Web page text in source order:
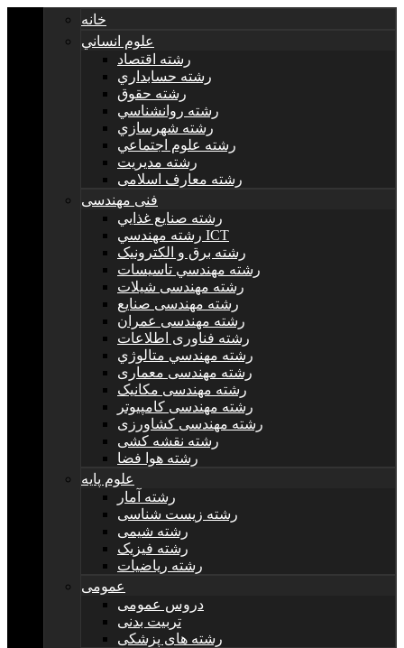
خانه
علوم انساني
رشته اقتصاد
رشته حسابداري
رشته حقوق
رشته روانشناسي
رشته شهرسازي
رشته علوم اجتماعي
رشته مديريت
رشته معارف اسلامی
فنی مهندسی
رشته صنايع غذايي
رشته مهندسي ICT
رشته برق و الکترونيک
رشته مهندسي تاسيسات
رشته مهندسی شیلات
رشته مهندسی صنایع
رشته مهندسی عمران
رشته فناوری اطلاعات
رشته مهندسي متالوژي
رشته مهندسی معماری
رشته مهندسی مکانیک
رشته مهندسی کامپیوتر
رشته مهندسی کشاورزی
رشته نقشه کشی
رشته هوا فضا
علوم پایه
رشته آمار
رشته زیست شناسی
رشته شیمی
رشته فیزیک
رشته ریاضیات
عمومی
دروس عمومی
تربیت بدنی
رشته های پزشکی